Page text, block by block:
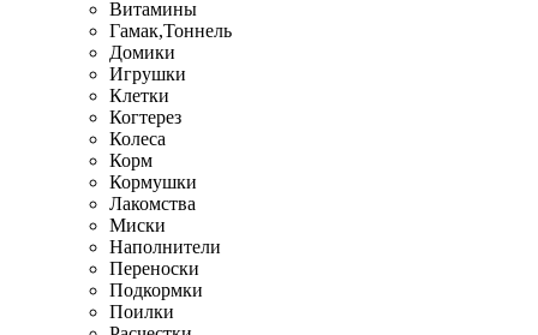
Витамины
Гамак,Тоннель
Домики
Игрушки
Клетки
Когтерез
Колеса
Корм
Кормушки
Лакомства
Миски
Наполнители
Переноски
Подкормки
Поилки